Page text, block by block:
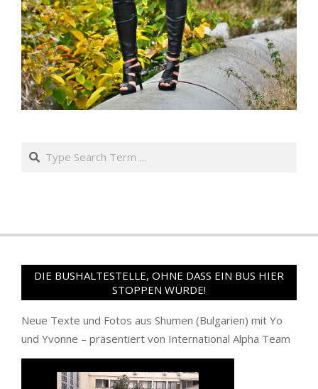
Search
DIE BUSHALTESTELLE, OHNE DASS EIN BUS HIER
STOPPEN WÜRDE!
Neue Texte und Fotos aus Shumen (Bulgarien) mit Yo
und Yvonne – präsentiert von International Alpha Team